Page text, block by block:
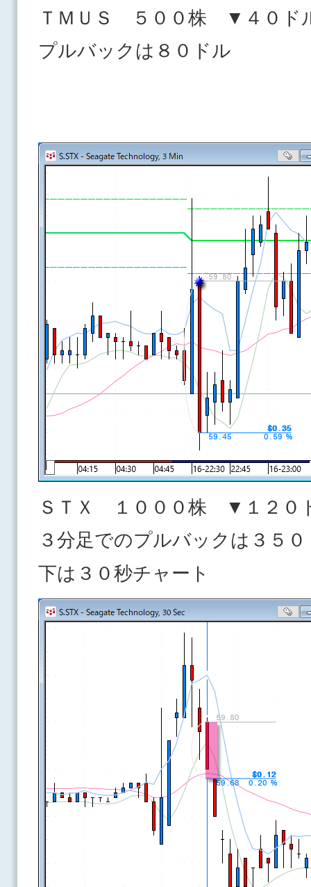
ＴＭＵＳ ５００株 ▼４０ド
プルバックは８０ドル
ＳＴＸ １０００株 ▼１２０
３分足でのプルバックは３５
下は３０秒チャート